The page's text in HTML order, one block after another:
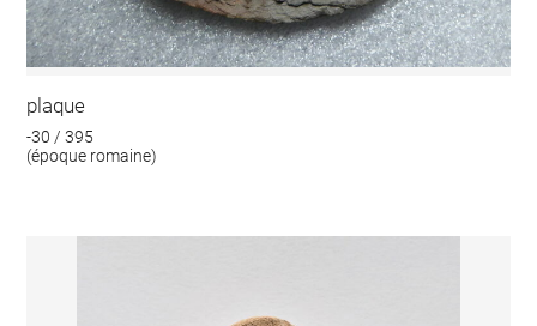
plaque
-30 / 395
(époque romaine)